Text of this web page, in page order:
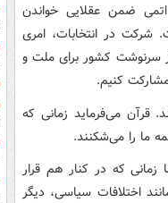
ضمن عقلایی خواندن
شرکت در انتخابات، امری
سرنوشت کشور برای ملت و
کنیم.
قرآن می‌فرماید زمانی که
ما را می‌شکنند.
زمانی که در کنار هم قرار
اختلافات سیاسی، دیگر